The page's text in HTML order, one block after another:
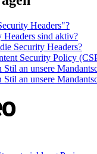
Headers"?
Headers sind aktiv?
Security Headers?
Security Policy
an unsere
an unsere